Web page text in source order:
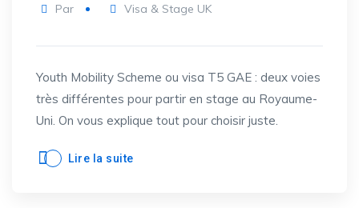
Par Visa & Stage UK
Youth Mobility Scheme ou visa T5 GAE : deux voies
très différentes pour partir en stage au Royaume-
Uni. On vous explique tout pour choisir juste.
Lire la suite